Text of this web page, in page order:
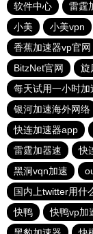
软件中心
雷霆
小美
小美vpn
香蕉加速器vp官网
BitzNet官网
旋
每天试用一小时加
银河加速海外网络
快连加速器app
雷霆加器速
快
黑洞vqn加速
国内上twitter用什
快鸭
快鸭vp加